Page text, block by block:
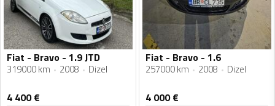
Fiat - Bravo - 1.9 JTD
319000 km 2008 Dizel
4 400€
Fiat - Bravo - 1.6
257000 km 2008 Dizel
4 000€